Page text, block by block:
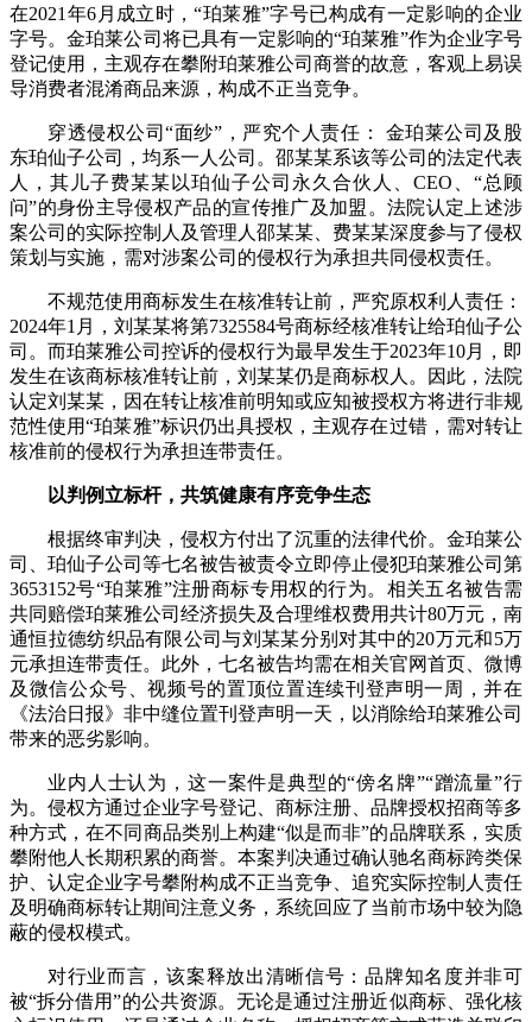
在2021年6月成立时，“珀莱雅”字号已构成有一定影响的企业
字号。金珀莱公司将已具有一定影响的“珀莱雅”作为企业字号
登记使用，主观存在攀附珀莱雅公司商誉的故意，客观上易误
导消费者混淆商品来源，构成不正当竞争。
穿透侵权公司“面纱”，严究个人责任： 金珀莱公司及股
东珀仙子公司，均系一人公司。邵某某系该等公司的法定代表
人，其儿子费某某以珀仙子公司永久合伙人、CEO、“总顾
问”的身份主导侵权产品的宣传推广及加盟。法院认定上述涉
案公司的实际控制人及管理人邵某某、费某某深度参与了侵权
策划与实施，需对涉案公司的侵权行为承担共同侵权责任。
不规范使用商标发生在核准转让前，严究原权利人责任：
2024年1月，刘某某将第7325584号商标经核准转让给珀仙子公
司。而珀莱雅公司控诉的侵权行为最早发生于2023年10月，即
发生在该商标核准转让前，刘某某仍是商标权人。因此，法院
认定刘某某，因在转让核准前明知或应知被授权方将进行非规
范性使用“珀莱雅”标识仍出具授权，主观存在过错，需对转让
核准前的侵权行为承担连带责任。
以判例立标杆，共筑健康有序竞争生态
根据终审判决，侵权方付出了沉重的法律代价。金珀莱公
司、珀仙子公司等七名被告被责令立即停止侵犯珀莱雅公司第
3653152号“珀莱雅”注册商标专用权的行为。相关五名被告需
共同赔偿珀莱雅公司经济损失及合理维权费用共计80万元，南
通恒拉德纺织品有限公司与刘某某分别对其中的20万元和5万
元承担连带责任。此外，七名被告均需在相关官网首页、微博
及微信公众号、视频号的置顶位置连续刊登声明一周，并在
《法治日报》非中缝位置刊登声明一天，以消除给珀莱雅公司
带来的恶劣影响。
业内人士认为，这一案件是典型的“傍名牌”“蹭流量”行
为。侵权方通过企业字号登记、商标注册、品牌授权招商等多
种方式，在不同商品类别上构建“似是而非”的品牌联系，实质
攀附他人长期积累的商誉。本案判决通过确认驰名商标跨类保
护、认定企业字号攀附构成不正当竞争、追究实际控制人责任
及明确商标转让期间注意义务，系统回应了当前市场中较为隐
蔽的侵权模式。
对行业而言，该案释放出清晰信号：品牌知名度并非可
被“拆分借用”的公共资源。无论是通过注册近似商标、强化核